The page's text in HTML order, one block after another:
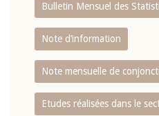
Bulletin Mensuel des
Note d’information
Note mensuelle de
Etudes réalisées dans le